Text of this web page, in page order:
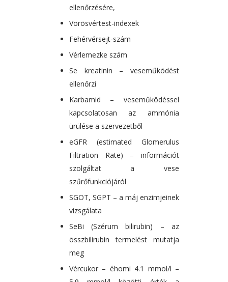
ellenőrzésére,
Vörösvértest-indexek
Fehérvérsejt-szám
Vérlemezke szám
Se kreatinin – veseműködést
ellenőrzi
Karbamid – veseműködéssel
kapcsolatosan az ammónia
ürülése a szervezetből
eGFR (estimated Glomerulus
Filtration Rate) – információt
szolgáltat a vese
szűrőfunkciójáról
SGOT, SGPT – a máj enzimjeinek
vizsgálata
SeBi (Szérum bilirubin) – az
összbilirubin termelést mutatja
meg
Vércukor – éhomi 4.1 mmol/l –